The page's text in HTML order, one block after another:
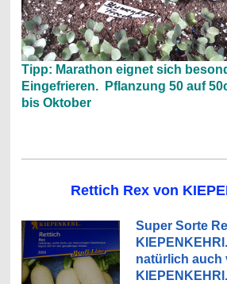
Tipp: Marathon eignet sich
Eingefrieren. Pflanzung 50 auf
bis Oktober
Rettich Rex von
Super Sorte
natürlich auch
KIEPENKEHRl.